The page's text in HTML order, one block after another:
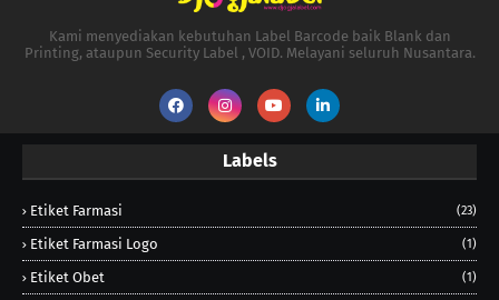
Kami menyediakan kebutuhan Label Barcode baik Blank dan
Printing, ataupun Security Label , VOID. Melayani seluruh Nusantara.
Labels
Etiket Farmasi (23)
Etiket Farmasi Logo (1)
Etiket Obet (1)